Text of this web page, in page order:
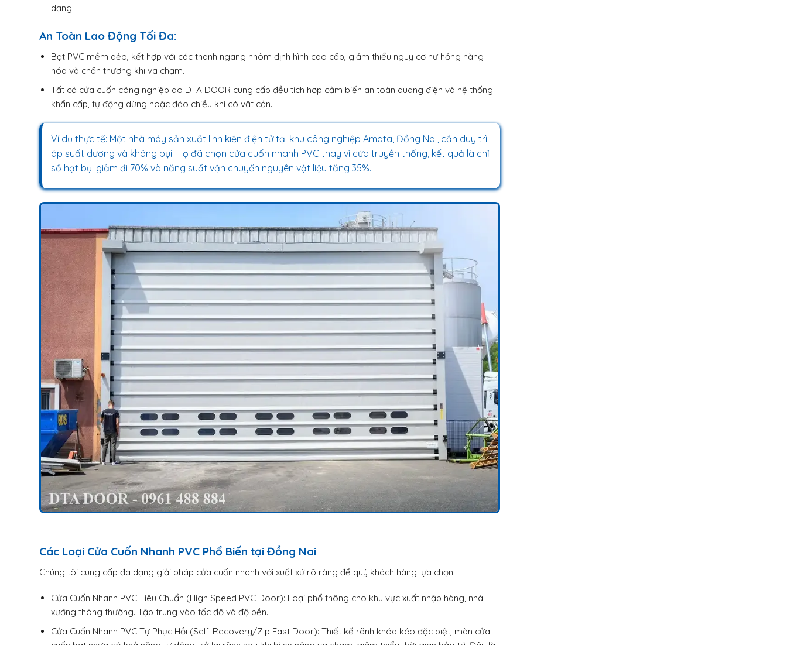
dạng.
An Toàn Lao Động Tối Đa:
Bạt PVC mềm dẻo, kết hợp với các thanh ngang nhôm định hình cao cấp, giảm thiểu nguy cơ hư hỏng hàng
hóa và chấn thương khi va chạm.
Tất cả cửa cuốn công nghiệp do DTA DOOR cung cấp đều tích hợp cảm biến an toàn quang điện và hệ thống
khẩn cấp, tự động dừng hoặc đảo chiều khi có vật cản.
Ví dụ thực tế: Một nhà máy sản xuất linh kiện điện tử tại khu công nghiệp Amata, Đồng Nai, cần duy trì
áp suất dương và không bụi. Họ đã chọn cửa cuốn nhanh PVC thay vì cửa truyền thống, kết quả là chỉ
số hạt bụi giảm đi 70% và năng suất vận chuyển nguyên vật liệu tăng 35%.
Các Loại Cửa Cuốn Nhanh PVC Phổ Biến tại Đồng Nai
Chúng tôi cung cấp đa dạng giải pháp cửa cuốn nhanh với xuất xứ rõ ràng để quý khách hàng lựa chọn:
Cửa Cuốn Nhanh PVC Tiêu Chuẩn (High Speed PVC Door): Loại phổ thông cho khu vực xuất nhập hàng, nhà
xưởng thông thường. Tập trung vào tốc độ và độ bền.
Cửa Cuốn Nhanh PVC Tự Phục Hồi (Self-Recovery/Zip Fast Door): Thiết kế rãnh khóa kéo đặc biệt, màn cửa